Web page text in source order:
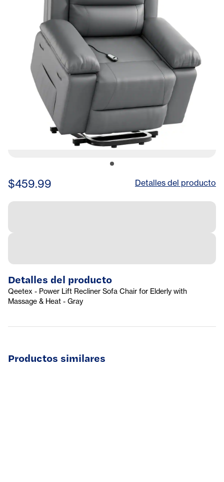
$459.99 Detalles del producto
Detalles del producto
Qeetex - Power Lift Recliner Sofa Chair for Elderly with
Massage & Heat - Gray
Productos similares